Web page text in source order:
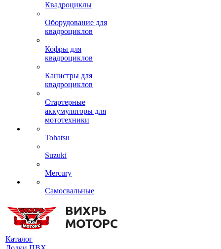
Квадроциклы
Оборудование для
квадроциклов
Кофры для
квадроциклов
Канистры для
квадроциклов
Стартерные
аккумуляторы для
мототехники
Tohatsu
Suzuki
Mercury
Самосвальные
Каталог